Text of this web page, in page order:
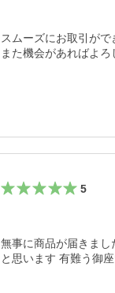
スムーズにお取引がで
また機会があればよろ
5
無事に商品が届きま
と思います 有難う御座